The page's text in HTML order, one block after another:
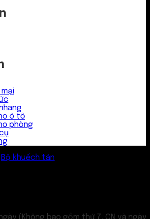
mại
ô tô
phòng
Bộ khuếch tán
(Không bao gồm thứ 7, CN và ngày